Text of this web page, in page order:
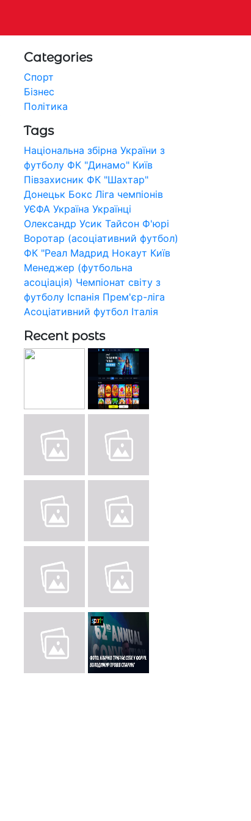
Categories
Спорт
Бізнес
Політика
Tags
Національна збірна України з
футболу ФК "Динамо" Київ
Півзахисник ФК "Шахтар"
Донецьк Бокс Ліга чемпіонів
УЄФА Україна Українці
Олександр Усик Тайсон Ф'юрі
Воротар (асоціативний футбол)
ФК "Реал Мадрид Нокаут Київ
Менеджер (футбольна
асоціація) Чемпіонат світу з
футболу Іспанія Прем'єр-ліга
Асоціативний футбол Італія
Recent posts